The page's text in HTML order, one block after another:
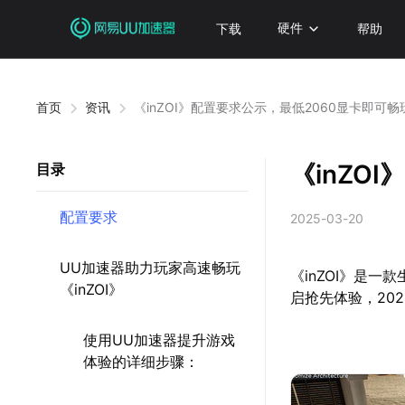
下载 硬件 帮助
首页 资讯 《inZOI》配置要求公示，最低2060显卡即可畅
目录
配置要求
UU加速器助力玩家高速畅玩
《inZOI》
使用UU加速器提升游戏
体验的详细步骤：
《inZOI
2025-03-20
《inZOI》是一
启抢先体验，